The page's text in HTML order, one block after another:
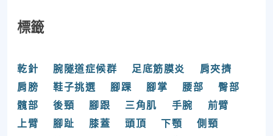
標籤
乾針 腕隧道症候群 足底筋膜炎
肩夾擠
肩膀
鞋子挑選 腳踝 腳掌 腰部
臀部
髖部
後頸 腳跟 三角肌 手腕
前臂
上臂
腳趾 膝蓋 頭頂 下顎
側頸